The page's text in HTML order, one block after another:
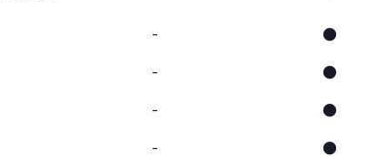
- ●
- ●
- ●
- ●